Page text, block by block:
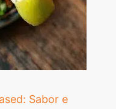
Sabor e